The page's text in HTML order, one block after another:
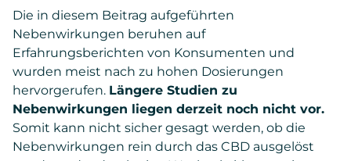
Die in diesem Beitrag aufgeführten
Nebenwirkungen beruhen auf
Erfahrungsberichten von Konsumenten und
wurden meist nach zu hohen Dosierungen
hervorgerufen. Längere Studien zu
Nebenwirkungen liegen derzeit noch nicht vor.
Somit kann nicht sicher gesagt werden, ob die
Nebenwirkungen rein durch das CBD ausgelöst